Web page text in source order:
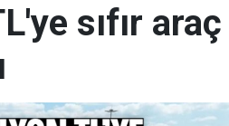
sıfır araç